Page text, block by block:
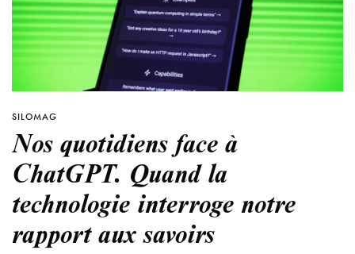
SILOMAG
Nos quotidiens face à
ChatGPT. Quand la
technologie interroge notre
rapport aux savoirs